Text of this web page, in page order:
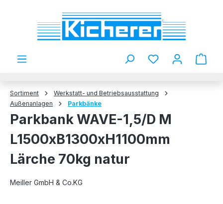
Zum Hauptinhalt springen
Du hast 0
Sortiment
Werkstatt- und Betriebsausstattung
Außenanlagen
Parkbänke
Parkbank WAVE-1,5/D M
L1500xB1300xH1100mm
Lärche 70kg natur
Meiller GmbH & Co.KG